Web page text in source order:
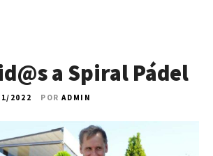
a Spiral Pádel
2022 POR ADMIN